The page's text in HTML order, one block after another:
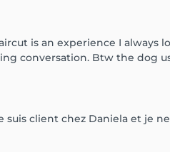
is an experience I
conversation. Btw the dog
suis client chez Daniela et je